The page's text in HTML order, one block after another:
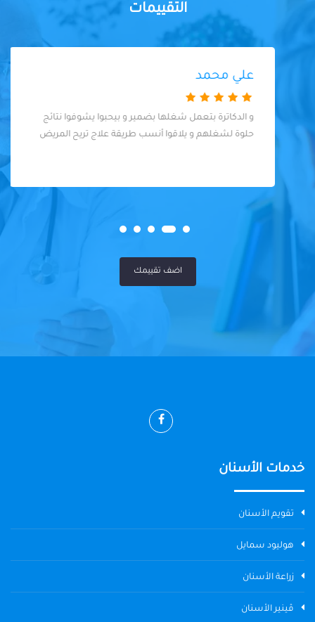
التقييمات
علي محمد
و الدكاترة بتعمل شغلها بضمير و بيحبوا يشوفوا نتائج
حلوة لشغلهم و يلاقوا أنسب طريقة علاج تريح المريض
اضف تقييمك
خدمات الأسنان
تقويم الأسنان
هوليود سمايل
زراعة الأسنان
ڤينير الأسنان